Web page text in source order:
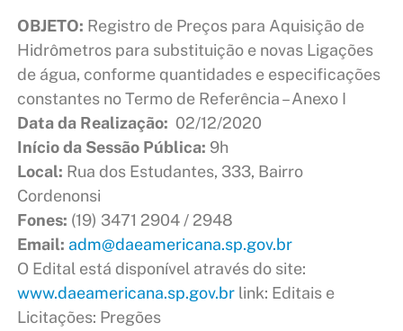
OBJETO: Registro de Preços para Aquisição de
Hidrômetros para substituição e novas Ligações
de água, conforme quantidades e especificações
constantes no Termo de Referência – Anexo I
Data da Realização: 02/12/2020
Início da Sessão Pública: 9h
Local: Rua dos Estudantes, 333, Bairro
Cordenonsi
Fones: (19) 3471 2904 / 2948
Email: adm@daeamericana.sp.gov.br
O Edital está disponível através do site:
www.daeamericana.sp.gov.brlink: Editais e
Licitações: Pregões